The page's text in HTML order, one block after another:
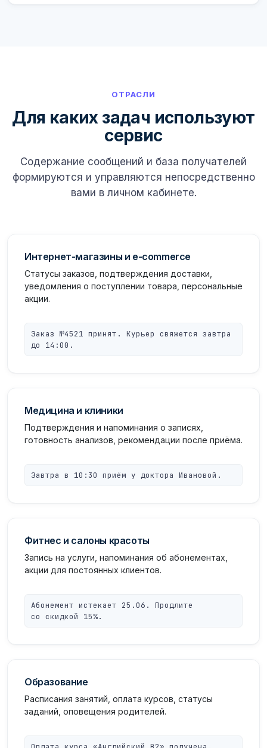
ОТРАСЛИ
Для каких задач используют
сервис
Содержание сообщений и база получателей
формируются и управляются непосредственно
вами в личном кабинете.
Интернет-магазины и e-commerce
Статусы заказов, подтверждения доставки,
уведомления о поступлении товара, персональные
акции.
Заказ №4521 принят. Курьер свяжется завтра
до 14:00.
Медицина и клиники
Подтверждения и напоминания о записях,
готовность анализов, рекомендации после приёма.
Завтра в 10:30 приём у доктора Ивановой.
Фитнес и салоны красоты
Запись на услуги, напоминания об абонементах,
акции для постоянных клиентов.
Абонемент истекает 25.06. Продлите
со скидкой 15%.
Образование
Расписания занятий, оплата курсов, статусы
заданий, оповещения родителей.